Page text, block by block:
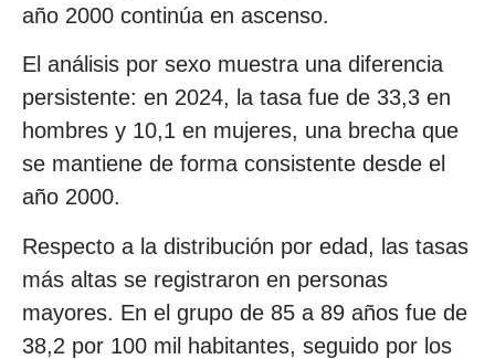
año 2000 continúa en ascenso.
El análisis por sexo muestra una diferencia
persistente: en 2024, la tasa fue de 33,3 en
hombres y 10,1 en mujeres, una brecha que
se mantiene de forma consistente desde el
año 2000.
Respecto a la distribución por edad, las tasas
más altas se registraron en personas
mayores. En el grupo de 85 a 89 años fue de
38,2 por 100 mil habitantes, seguido por los